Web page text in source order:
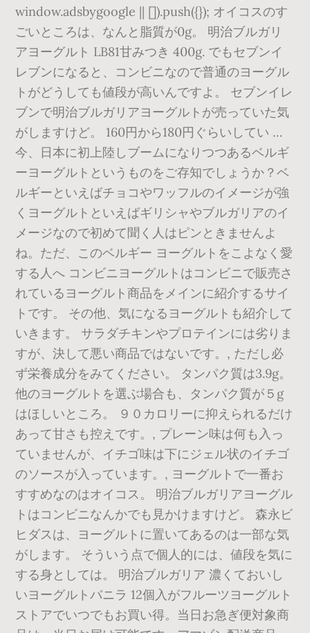
window.adsbygoogle || []).push({}); オイコスのす
ごいところは、なんと脂質が0g。 明治ブルガリ
アヨーグルト LB81甘みつき 400g. でもセブンイ
レブンになると、コンビニなので普通のヨーグル
トがどうしても値段が高いんですよ。 セブンイレ
ブンで明治ブルガリアヨーグルトが売っていた気
がしますけど。 160円から180円ぐらいしてい …
今、日本に初上陸しブームになりつつあるベルギ
ーヨーグルトというものをご存知でしょうか？ベ
ルギーといえばチョコやワッフルのイメージが強
くヨーグルトといえばギリシャやブルガリアのイ
メージなので初めて聞く人はピンときませんよ
ね。ただ、このベルギー ヨーグルトをこよなく愛
する人へ コンビニヨーグルトはコンビニで販売さ
れているヨーグルト商品をメインに紹介するサイ
トです。 その他、気になるヨーグルトも紹介して
いきます。 サラダチキンやプロテインには劣りま
すが、決して悪い商品ではないです。, ただし必
ず栄養成分をみてください。 タンパク質は3.9g。
他のヨーグルトを選ぶ場合も、タンパク質が５g
はほしいところ。 ９０カロリーに抑えられるだけ
あって甘さも控えです。, プレーン味は何も入っ
ていませんが、イチゴ味は下にジェル状のイチゴ
のソースが入っています。, ヨーグルトで一番お
すすめなのはオイコス。 明治ブルガリアヨーグル
トはコンビニなんかでも見かけますけど。 森永ビ
ヒダスは、ヨーグルトに置いてあるのは一部な気
がします。 そういう点で個人的には、値段を気に
する身としては。 明治ブルガリア 濃くておいし
いヨーグルトバニラ 12個入がフルーツヨーグルト
ストアでいつでもお買い得。当日お急ぎ便対象商